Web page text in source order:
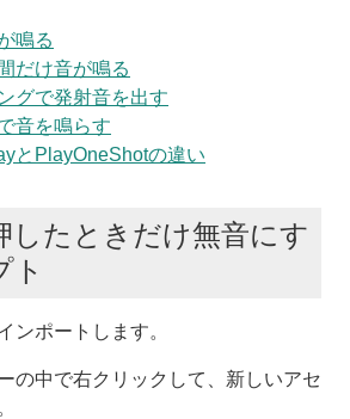
鳴る
だけ音が鳴る
グで発射音を出す
音を鳴らす
とPlayOneShotの違い
したときだけ無音にす
ト
ンポートします。
の中で右クリックして、新しいアセ